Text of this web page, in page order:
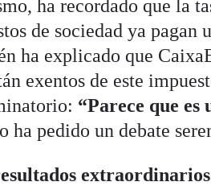
ha recordado que la
de sociedad ya pagan
ha explicado que
exentos de este
“Parece que
ha pedido un debate